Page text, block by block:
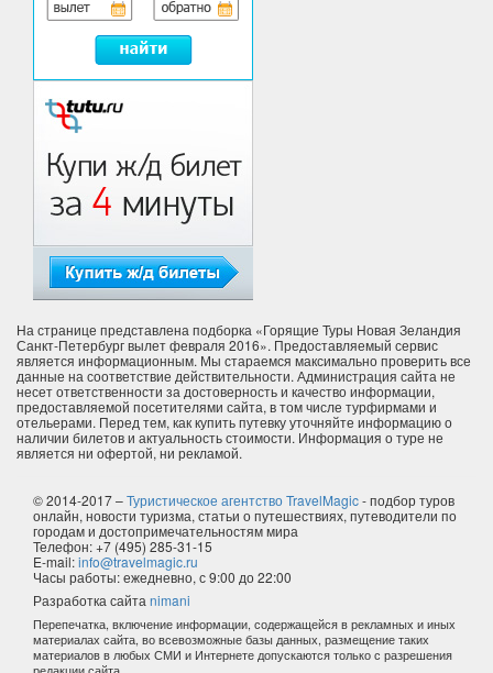
На странице представлена подборка «Горящие Туры Новая Зеландия
Санкт-Петербург вылет февраля 2016». Предоставляемый сервис
является информационным. Мы стараемся максимально проверить все
данные на соответствие действительности. Администрация сайта не
несет ответственности за достоверность и качество информации,
предоставляемой посетителями сайта, в том числе турфирмами и
отельерами. Перед тем, как купить путевку уточняйте информацию о
наличии билетов и актуальность стоимости. Информация о туре не
является ни офертой, ни рекламой.
© 2014-2017 –Туристическое агентство TravelMagic- подбор туров
онлайн, новости туризма, статьи о путешествиях, путеводители по
городам и достопримечательностям мира
Телефон: +7 (495) 285-31-15
E-mail:info@travelmagic.ru
Часы работы: ежедневно, с 9:00 до 22:00
Разработка сайта nimani
Перепечатка, включение информации, содержащейся в рекламных и иных
материалах сайта, во всевозможные базы данных, размещение таких
материалов в любых СМИ и Интернете допускаются только с разрешения